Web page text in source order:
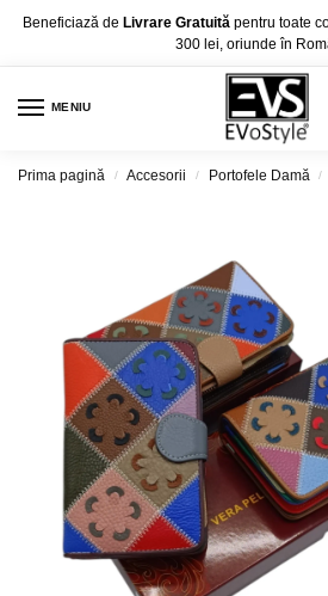
Beneficiază de Livrare Gratuită pentru toate
300 lei, oriunde în
MENIU
Prima pagină / Accesorii / Portofele Damă /